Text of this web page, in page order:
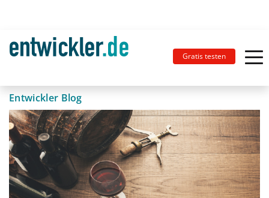
Gratis testen
Entwickler Blog